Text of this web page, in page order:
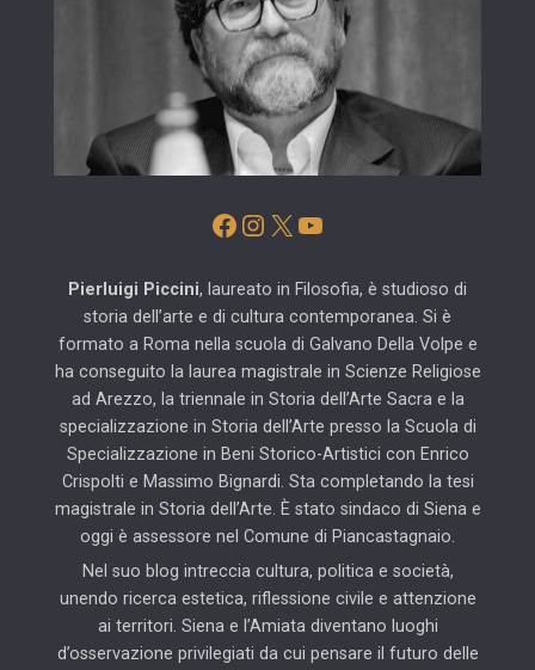
Facebook
Instagram
X YouTube
Pierluigi Piccini, laureato in Filosofia, è studioso di
storia dell’arte e di cultura contemporanea. Si è
formato a Roma nella scuola di Galvano Della Volpe e
ha conseguito la laurea magistrale in Scienze Religiose
ad Arezzo, la triennale in Storia dell’Arte Sacra e la
specializzazione in Storia dell’Arte presso la Scuola di
Specializzazione in Beni Storico-Artistici con Enrico
Crispolti e Massimo Bignardi. Sta completando la tesi
magistrale in Storia dell’Arte. È stato sindaco di Siena e
oggi è assessore nel Comune di Piancastagnaio.
Nel suo blog intreccia cultura, politica e società,
unendo ricerca estetica, riflessione civile e attenzione
ai territori. Siena e l’Amiata diventano luoghi
d’osservazione privilegiati da cui pensare il futuro delle